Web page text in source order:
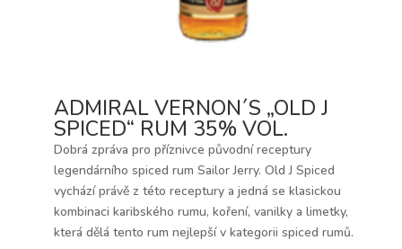
ADMIRAL VERNON´S „OLD J
SPICED“ RUM 35% VOL.
Dobrá zpráva pro příznivce původní receptury
legendárního spiced rum Sailor Jerry. Old J Spiced
vychází právě z této receptury a jedná se klasickou
kombinaci karibského rumu, koření, vanilky a limetky,
která dělá tento rum nejlepší v kategorii spiced rumů.